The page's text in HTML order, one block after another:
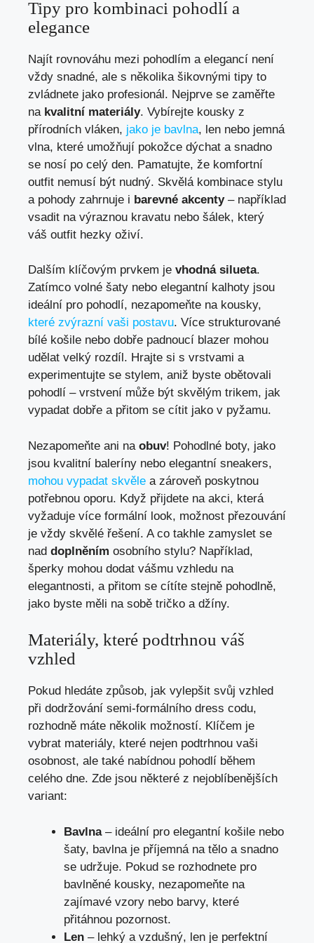
Tipy pro kombinaci pohodlí a
elegance
Najít rovnováhu mezi pohodlím a elegancí není
vždy snadné, ale s několika šikovnými tipy to
zvládnete jako profesionál. Nejprve se zaměřte
na kvalitní materiály. Vybírejte kousky z
přírodních vláken, jako je bavlna, len nebo jemná
vlna, které umožňují pokožce dýchat a snadno
se nosí po celý den. Pamatujte, že komfortní
outfit nemusí být nudný. Skvělá kombinace stylu
a pohody zahrnuje i barevné akcenty– například
vsadit na výraznou kravatu nebo šálek, který
váš outfit hezky oživí.
Dalším klíčovým prvkem je vhodná silueta.
Zatímco volné šaty nebo elegantní kalhoty jsou
ideální pro pohodlí, nezapomeňte na kousky,
které zvýrazní vaši postavu. Více strukturované
bílé košile nebo dobře padnoucí blazer mohou
udělat velký rozdíl. Hrajte si s vrstvami a
experimentujte se stylem, aniž byste obětovali
pohodlí – vrstvení může být skvělým trikem, jak
vypadat dobře a přitom se cítit jako v pyžamu.
Nezapomeňte ani na obuv! Pohodlné boty, jako
jsou kvalitní baleríny nebo elegantní sneakers,
mohou vypadat skvěle a zároveň poskytnou
potřebnou oporu. Když přijdete na akci, která
vyžaduje více formální look, možnost přezouvání
je vždy skvělé řešení. A co takhle zamyslet se
nad doplněním osobního stylu? Například,
šperky mohou dodat vášmu vzhledu na
elegantnosti, a přitom se cítíte stejně pohodlně,
jako byste měli na sobě tričko a džíny.
Materiály, které podtrhnou váš
vzhled
Pokud hledáte způsob, jak vylepšit svůj vzhled
při dodržování semi-formálního dress codu,
rozhodně máte několik možností. Klíčem je
vybrat materiály, které nejen podtrhnou vaši
osobnost, ale také nabídnou pohodlí během
celého dne. Zde jsou některé z nejoblíbenějších
variant:
Bavlna– ideální pro elegantní košile nebo
šaty, bavlna je příjemná na tělo a snadno
se udržuje. Pokud se rozhodnete pro
bavlněné kousky, nezapomeňte na
zajímavé vzory nebo barvy, které
přitáhnou pozornost.
Len – lehký a vzdušný, len je perfektní